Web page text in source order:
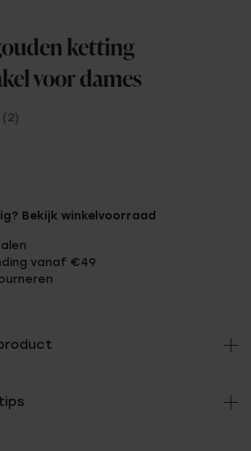
ketting
voor dames
(2)
Bekijk winkelvoorraad
vanaf €49